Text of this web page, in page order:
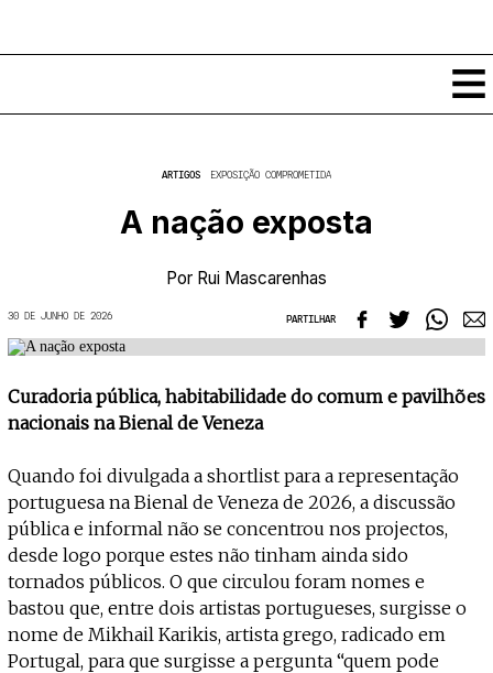
Classificados
Espetáculos
Exposições
Por Localidade
Locais
Submeter Eventos
Crítica
Workshops
Cursos Curtos
Recursos
Publicações
Projecto e Equipa
Estatuto Editorial
Ficha Técnica
Política de privacidade
Contactar
Política de privacidade - App
Coffeelabs Cursos curtos
apoia o Coffeepaste e ajuda-nos a chegar mais longe. Mantém viva a cultura independente
Apoiar
ARTIGOS EXPOSIÇÃO COMPROMETIDA
A nação exposta
Por Rui Mascarenhas
30 DE JUNHO DE 2026 PARTILHAR
Curadoria pública, habitabilidade do comum e pavilhões
nacionais na Bienal de Veneza
Quando foi divulgada a shortlist para a representação
portuguesa na Bienal de Veneza de 2026, a discussão
pública e informal não se concentrou nos projectos,
desde logo porque estes não tinham ainda sido
tornados públicos. O que circulou foram nomes e
bastou que, entre dois artistas portugueses, surgisse o
nome de Mikhail Karikis, artista grego, radicado em
Portugal, para que surgisse a pergunta “quem pode